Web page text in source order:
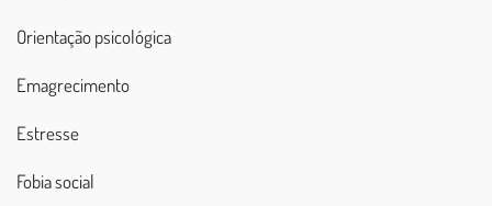
Orientação psicológica
Emagrecimento
Estresse
Fobia social